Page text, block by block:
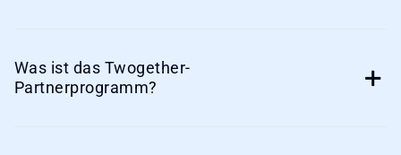
Was ist das Twogether-
Partnerprogramm?